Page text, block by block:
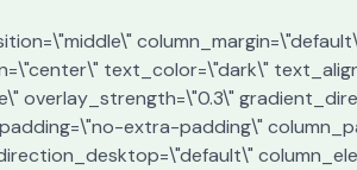
text_color=\"dark\"
overlay_strength=\"0.3\"
extra-padding\"